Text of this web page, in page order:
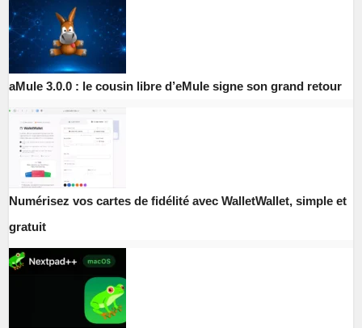
aMule 3.0.0 : le cousin libre d’eMule signe son grand retour
Numérisez vos cartes de fidélité avec WalletWallet, simple et
gratuit